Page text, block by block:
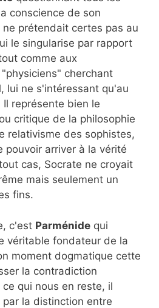
conscience de son
ne prétendait certes pas au
le singularise par rapport
comme aux
cherchant
lui ne s'intéressant qu'au
représente bien le
critique de la philosophie
relativisme des sophistes,
pouvoir arriver à la vérité
cas, Socrate ne croyait
mais seulement un
fins.
c'est Parménide qui
véritable fondateur de la
moment dogmatique cette
la contradiction
qui nous en reste, il
la distinction entre